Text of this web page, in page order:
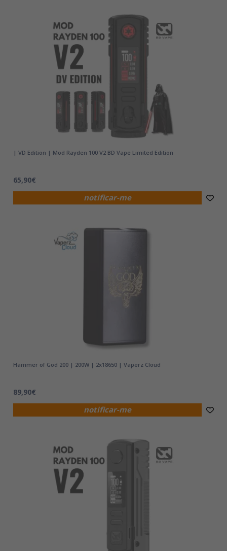
notificar-me
| VD Edition | Mod Rayden 100 V2 BD Vape Limited Edition
65,90€
notificar-me
Hammer of God 200 | 200W | 2x18650 | Vaperz Cloud
89,90€